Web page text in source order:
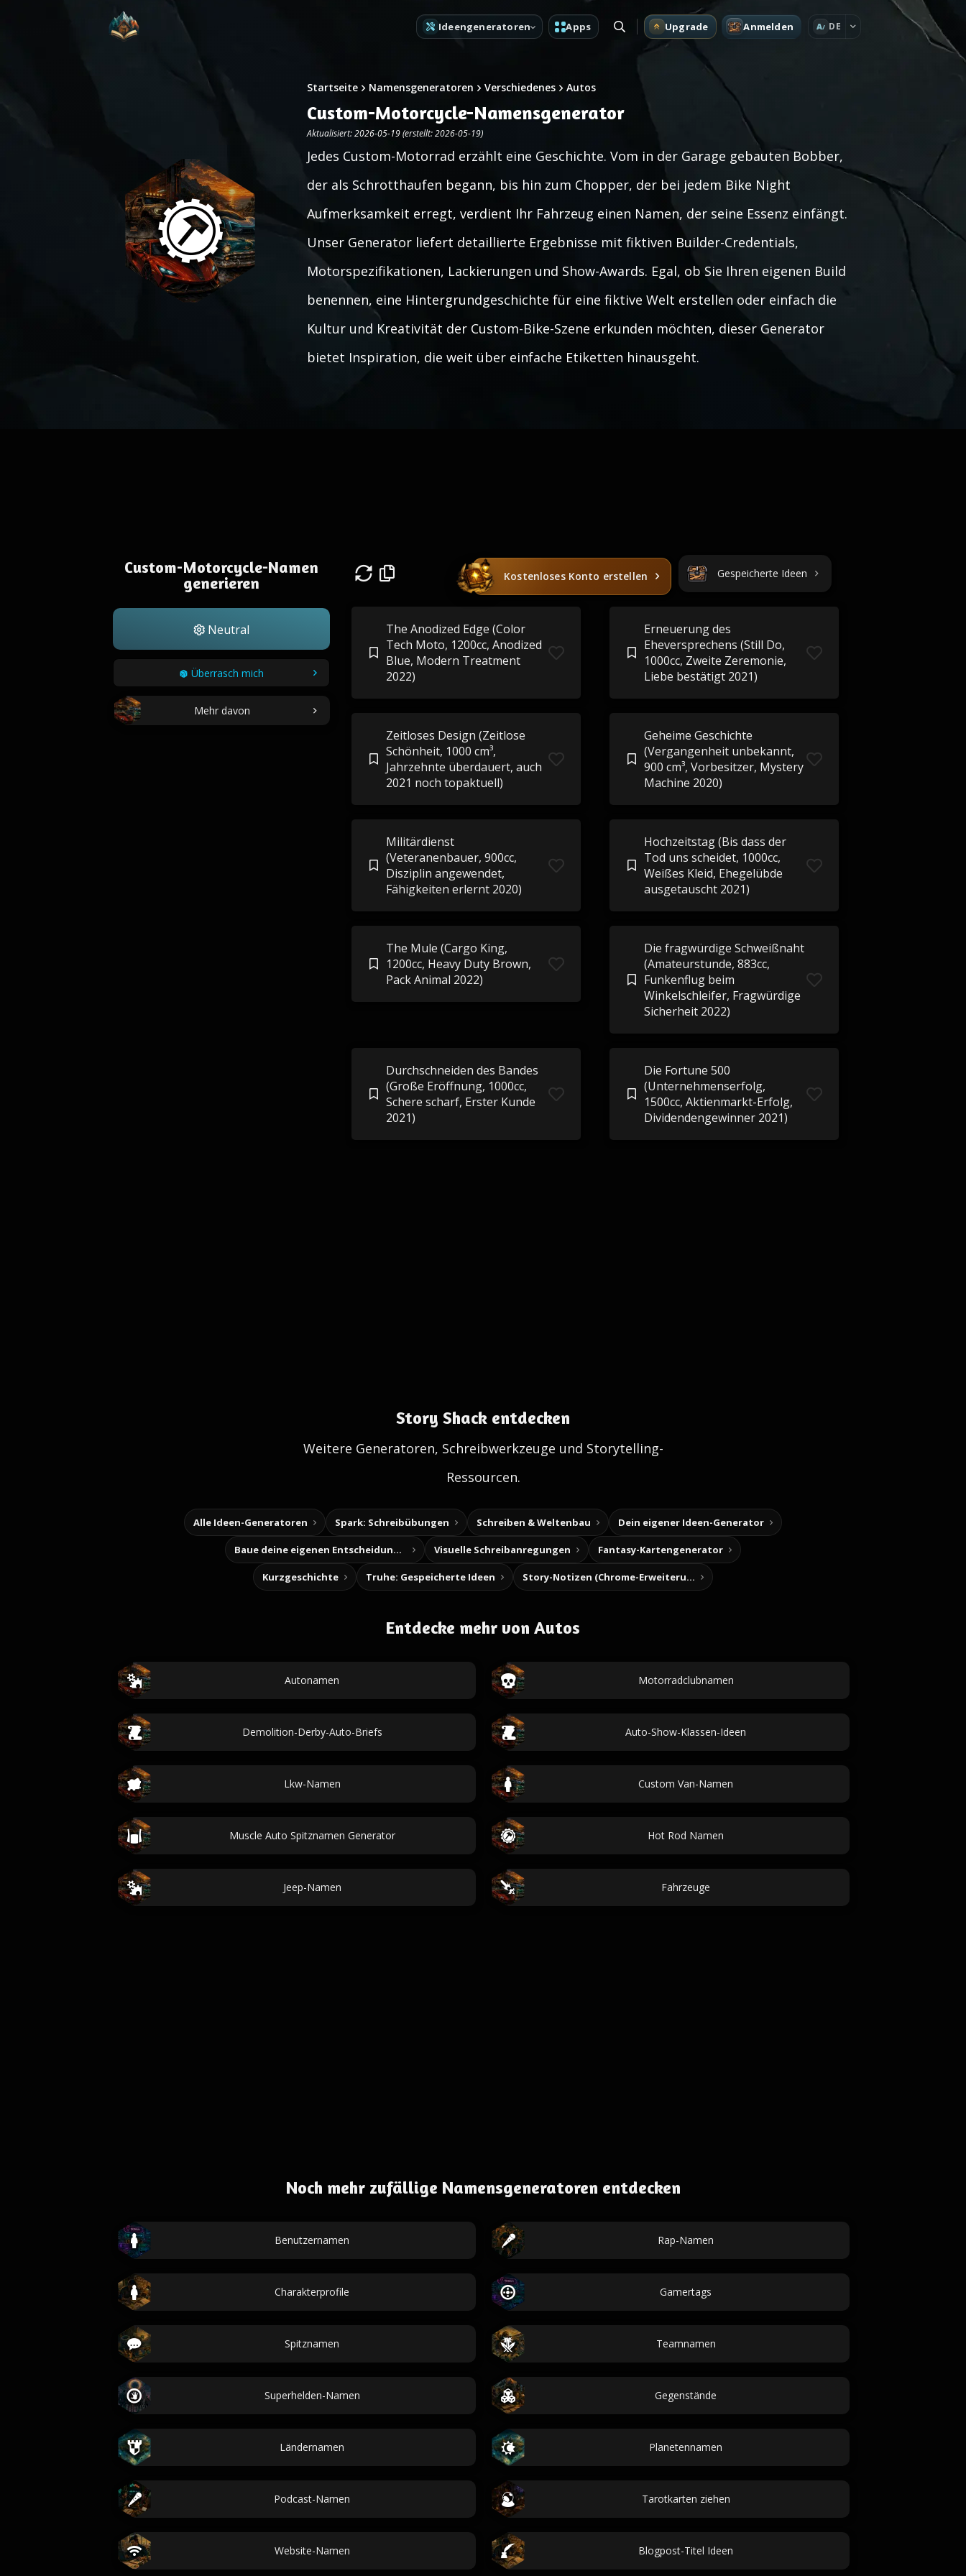
Ideengeneratoren Apps Upgrade Anmelden A DE
Startseite Namensgeneratoren Verschiedenes Autos
Custom-Motorcycle-Namensgenerator
Aktualisiert: 2026-05-19 (erstellt: 2026-05-19)
Jedes Custom-Motorrad erzählt eine Geschichte. Vom in der Garage gebauten Bobber,
der als Schrotthaufen begann, bis hin zum Chopper, der bei jedem Bike Night
Aufmerksamkeit erregt, verdient Ihr Fahrzeug einen Namen, der seine Essenz einfängt.
Unser Generator liefert detaillierte Ergebnisse mit fiktiven Builder-Credentials,
Motorspezifikationen, Lackierungen und Show-Awards. Egal, ob Sie Ihren eigenen Build
benennen, eine Hintergrundgeschichte für eine fiktive Welt erstellen oder einfach die
Kultur und Kreativität der Custom-Bike-Szene erkunden möchten, dieser Generator
bietet Inspiration, die weit über einfache Etiketten hinausgeht.
Custom-Motorcycle-Namen
generieren
Neutral
Überrasch mich
Mehr davon
Kostenloses Konto erstellen Gespeicherte Ideen
The Anodized Edge (Color
Tech Moto, 1200cc, Anodized
Blue, Modern Treatment
2022)
Erneuerung des
Eheversprechens (Still Do,
1000cc, Zweite Zeremonie,
Liebe bestätigt 2021)
Zeitloses Design (Zeitlose
Schönheit, 1000 cm³,
Jahrzehnte überdauert, auch
2021 noch topaktuell)
Geheime Geschichte
(Vergangenheit unbekannt,
900 cm³, Vorbesitzer, Mystery
Machine 2020)
Militärdienst
(Veteranenbauer, 900cc,
Disziplin angewendet,
Fähigkeiten erlernt 2020)
Hochzeitstag (Bis dass der
Tod uns scheidet, 1000cc,
Weißes Kleid, Ehegelübde
ausgetauscht 2021)
The Mule (Cargo King,
1200cc, Heavy Duty Brown,
Pack Animal 2022)
Die fragwürdige Schweißnaht
(Amateurstunde, 883cc,
Funkenflug beim
Winkelschleifer, Fragwürdige
Sicherheit 2022)
Durchschneiden des Bandes
(Große Eröffnung, 1000cc,
Schere scharf, Erster Kunde
2021)
Die Fortune 500
(Unternehmenserfolg,
1500cc, Aktienmarkt-Erfolg,
Dividendengewinner 2021)
Story Shack entdecken
Weitere Generatoren, Schreibwerkzeuge und Storytelling-
Ressourcen.
Alle Ideen-Generatoren Spark: Schreibübungen Schreiben & Weltenbau Dein eigener Ideen-Generator
Baue deine eigenen Entscheidungsabenteuer Visuelle Schreibanregungen Fantasy-Kartengenerator
Kurzgeschichte Truhe: Gespeicherte Ideen Story-Notizen (Chrome-Erweiterung)
Entdecke mehr von Autos
Autonamen Motorradclubnamen
Demolition-Derby-Auto-Briefs Auto-Show-Klassen-Ideen
Lkw-Namen Custom Van-Namen
Muscle Auto Spitznamen Generator Hot Rod Namen
Jeep-Namen Fahrzeuge
Noch mehr zufällige Namensgeneratoren entdecken
Benutzernamen Rap-Namen
Charakterprofile Gamertags
Spitznamen Teamnamen
Superhelden-Namen Gegenstände
Ländernamen Planetennamen
Podcast-Namen Tarotkarten ziehen
Website-Namen Blogpost-Titel Ideen